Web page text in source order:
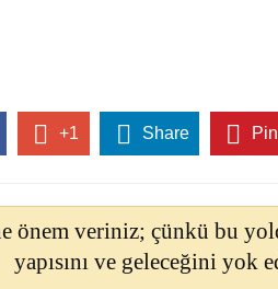
+1 Share
önem veriniz; çünkü bu
yapısını ve geleceğini yok